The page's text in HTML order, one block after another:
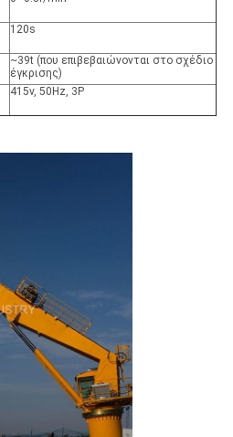
120s
~39t (που επιβεβαιώνονται στο σχέδιο
έγκρισης)
415v, 50Hz, 3P